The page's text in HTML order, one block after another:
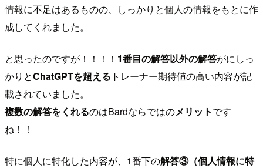
情報に不足はあるものの、しっかりと個人の情報をもとに作
成してくれました。
と思ったのですが！！！！ 1番目の解答以外の解答がにしっ
かりとChatGPTを超える トレーナー期待値の高い内容が記
載されていました。
複数の解答をくれるのはBardならではのメリットです
ね！！
特に個人に特化した内容が、1番下の解答③（個人情報に特